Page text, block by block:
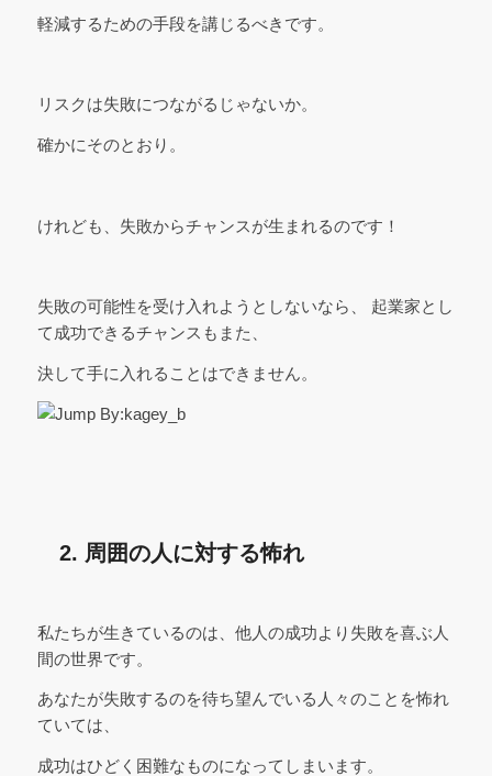
軽減するための手段を講じるべきです。
リスクは失敗につながるじゃないか。
確かにそのとおり。
けれども、失敗からチャンスが生まれるのです！
失敗の可能性を受け入れようとしないなら、 起業家とし
て成功できるチャンスもまた、
決して手に入れることはできません。
2. 周囲の人に対する怖れ
私たちが生きているのは、他人の成功より失敗を喜ぶ人
間の世界です。
あなたが失敗するのを待ち望んでいる人々のことを怖れ
ていては、
成功はひどく困難なものになってしまいます。